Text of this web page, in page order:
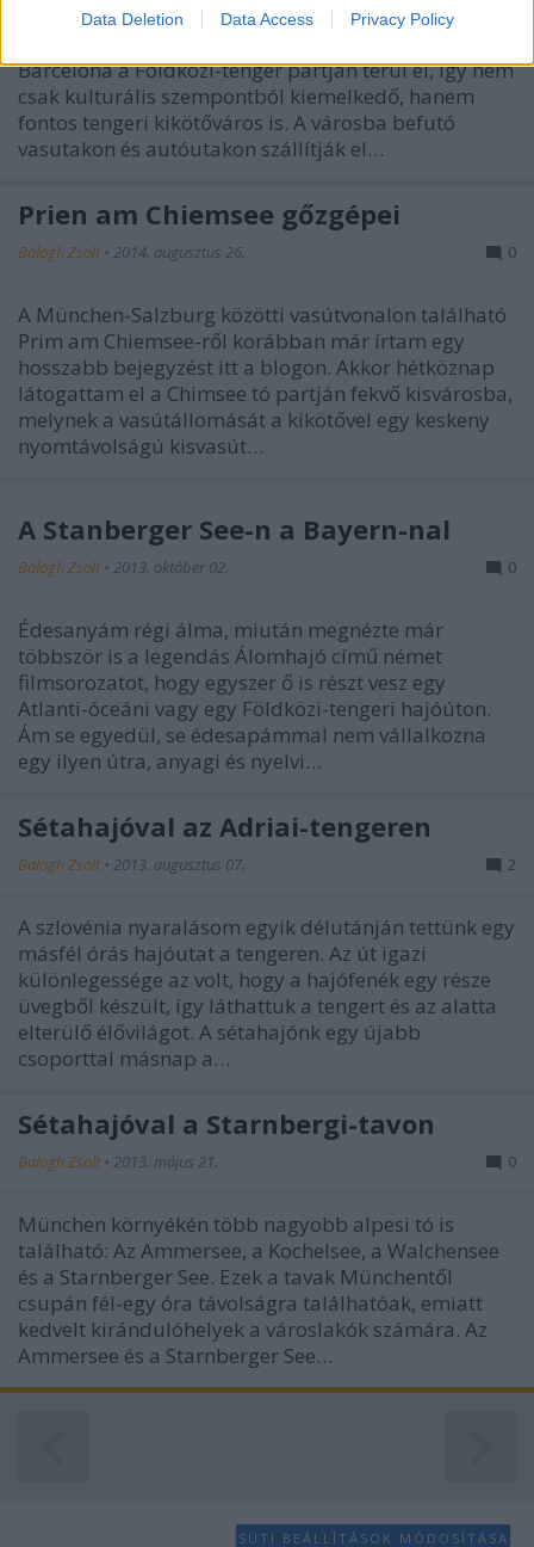
Data Deletion Data Access Privacy Policy
2015. augusztus 08.
Barcelona a Földközi-tenger partján terül el, így nem
csak kulturális szempontból kiemelkedő, hanem
fontos tengeri kikötőváros is. A városba befutó
vasutakon és autóutakon szállítják el…
Prien am Chiemsee gőzgépei
Balogh Zsolt • 2014. augusztus 26. 0
A München-Salzburg közötti vasútvonalon található
Prim am Chiemsee-ről korábban már írtam egy
hosszabb bejegyzést itt a blogon. Akkor hétköznap
látogattam el a Chimsee tó partján fekvő kisvárosba,
melynek a vasútállomását a kikötővel egy keskeny
nyomtávolságú kisvasút…
A Stanberger See-n a Bayern-nal
Balogh Zsolt • 2013. október 02. 0
Édesanyám régi álma, miután megnézte már
többször is a legendás Álomhajó című német
filmsorozatot, hogy egyszer ő is részt vesz egy
Atlanti-óceáni vagy egy Földközi-tengeri hajóúton.
Ám se egyedül, se édesapámmal nem vállalkozna
egy ilyen útra, anyagi és nyelvi…
Sétahajóval az Adriai-tengeren
Balogh Zsolt • 2013. augusztus 07. 2
A szlovénia nyaralásom egyik délutánján tettünk egy
másfél órás hajóutat a tengeren. Az út igazi
különlegessége az volt, hogy a hajófenék egy része
üvegből készült, így láthattuk a tengert és az alatta
elterülő élővilágot. A sétahajónk egy újabb
csoporttal másnap a…
Sétahajóval a Starnbergi-tavon
Balogh Zsolt • 2013. május 21. 0
München környékén több nagyobb alpesi tó is
található: Az Ammersee, a Kochelsee, a Walchensee
és a Starnberger See. Ezek a tavak Münchentől
csupán fél-egy óra távolságra találhatóak, emiatt
kedvelt kirándulóhelyek a városlakók számára. Az
Ammersee és a Starnberger See…
SÜTI BEÁLLÍTÁSOK MÓDOSÍTÁSA